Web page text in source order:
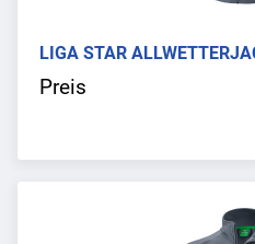
LIGA STAR
Preis